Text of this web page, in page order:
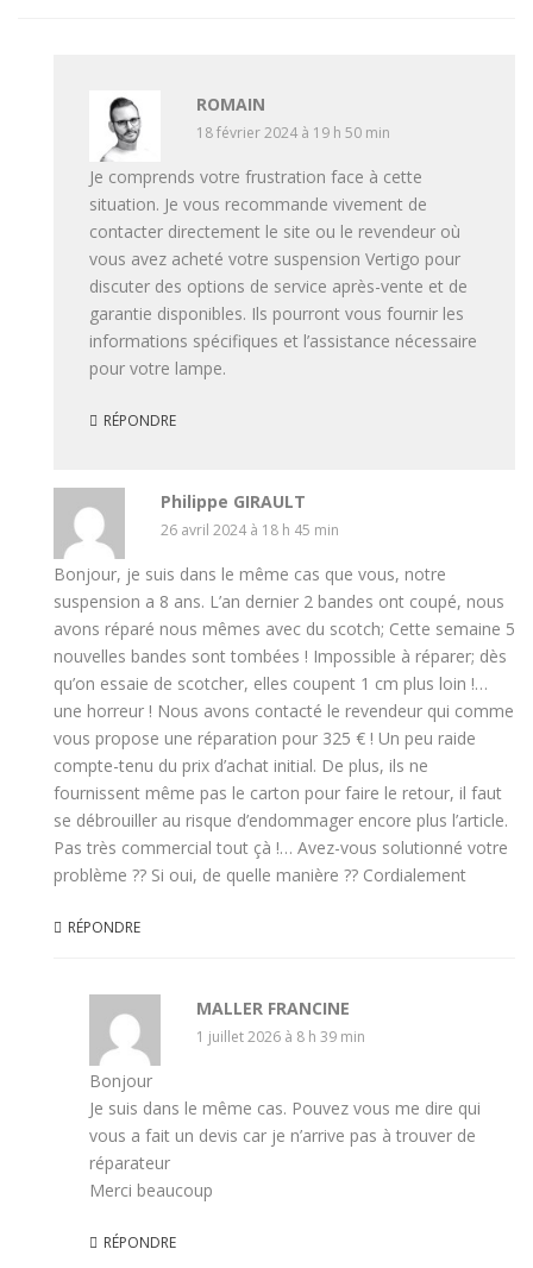
ROMAIN
18 février 2024 à 19 h 50 min
Je comprends votre frustration face à cette
situation. Je vous recommande vivement de
contacter directement le site ou le revendeur où
vous avez acheté votre suspension Vertigo pour
discuter des options de service après-vente et de
garantie disponibles. Ils pourront vous fournir les
informations spécifiques et l’assistance nécessaire
pour votre lampe.
RÉPONDRE
Philippe GIRAULT
26 avril 2024 à 18 h 45 min
Bonjour, je suis dans le même cas que vous, notre
suspension a 8 ans. L’an dernier 2 bandes ont coupé, nous
avons réparé nous mêmes avec du scotch; Cette semaine 5
nouvelles bandes sont tombées ! Impossible à réparer; dès
qu’on essaie de scotcher, elles coupent 1 cm plus loin !…
une horreur ! Nous avons contacté le revendeur qui comme
vous propose une réparation pour 325 € ! Un peu raide
compte-tenu du prix d’achat initial. De plus, ils ne
fournissent même pas le carton pour faire le retour, il faut
se débrouiller au risque d’endommager encore plus l’article.
Pas très commercial tout çà !… Avez-vous solutionné votre
problème ?? Si oui, de quelle manière ?? Cordialement
RÉPONDRE
MALLER FRANCINE
1 juillet 2026 à 8 h 39 min
Bonjour
Je suis dans le même cas. Pouvez vous me dire qui
vous a fait un devis car je n’arrive pas à trouver de
réparateur
Merci beaucoup
RÉPONDRE